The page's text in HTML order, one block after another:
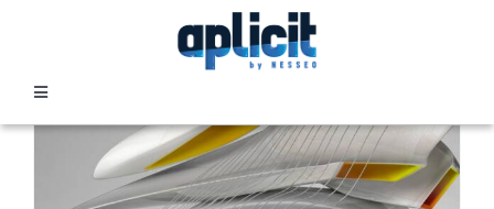
Toggle
Navigation